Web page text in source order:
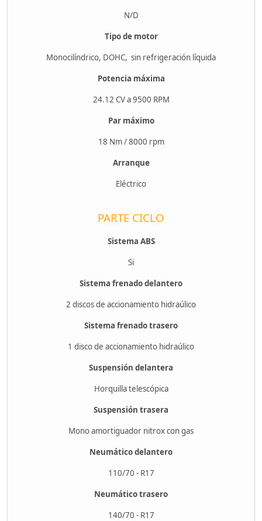
N/D
Tipo de motor
Monocilíndrico, DOHC, sin refrigeración líquida
Potencia máxima
24.12 CV a 9500 RPM
Par máximo
18 Nm / 8000 rpm
Arranque
Eléctrico
PARTE CICLO
Sistema ABS
Si
Sistema frenado delantero
2 discos de accionamiento hidraúlico
Sistema frenado trasero
1 disco de accionamiento hidraúlico
Suspensión delantera
Horquilla telescópica
Suspensión trasera
Mono amortiguador nitrox con gas
Neumático delantero
110/70 - R17
Neumático trasero
140/70 - R17